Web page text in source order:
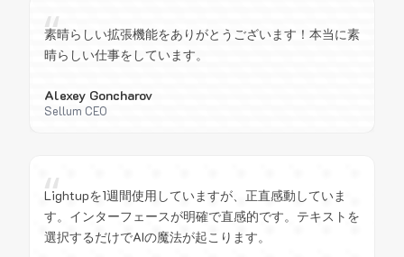
“
素晴らしい拡張機能をありがとうございます！本当に素
晴らしい仕事をしています。
Alexey Goncharov
Sellum CEO
“
Lightupを1週間使用していますが、正直感動していま
す。インターフェースが明確で直感的です。テキストを
選択するだけでAIの魔法が起こります。